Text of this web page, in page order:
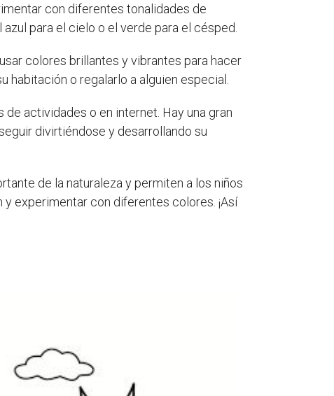
con diferentes tonalidades de
para el cielo o el verde para el césped.
colores brillantes y vibrantes para hacer
habitación o regalarlo a alguien especial.
actividades o en internet. Hay una gran
divirtiéndose y desarrollando su
de la naturaleza y permiten a los niños
experimentar con diferentes colores. ¡Así